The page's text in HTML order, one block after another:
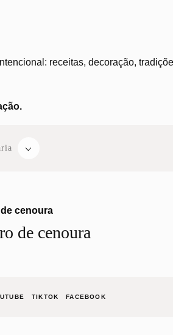
receitas, decoração,
⌵
de cenoura
TIKTOK FACEBOOK